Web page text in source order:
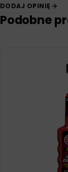
DODAJ OPINIĘ
Podobne